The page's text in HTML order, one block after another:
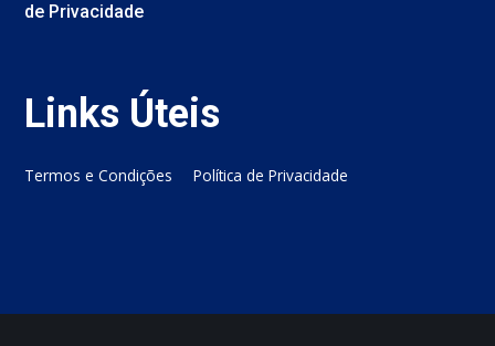
de Privacidade
Links Úteis
Termos e Condições Política de Privacidade